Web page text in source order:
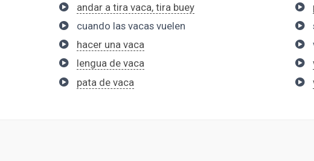
andar a tira vaca, tira buey
cuando las vacas vuelen
hacer una vaca
lengua de vaca
pata de vaca